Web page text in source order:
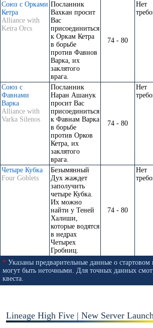
Союз с Орками
Кетра
Alliance with
Ketra Orcs
Посланник
Вахкан просит
Вас
присоединиться
к Оркам Кетра
в борьбе
против Фавнов
Варка, их
заклятого
врага.
74 - 80
Нет
Союз с
Фавнами
Варка
Alliance with
Varka Silenos
Посланник
Наран Ашанук
просит Вас
присоединиться
к Фавнам Варка
в борьбе
против Орков
Кетра, их
заклятого
врага.
74 - 80
Нет
Четыре Кубка
Four Goblets
Безымянный
Дух жаждет
заполучить
четыре Кубка.
Их можно
найти у Теней
Халиши,
которые водятся
в недрах
Четырех
Гробниц.
74 - 80
Нет
* Указаны предварительные данные о
могут быть неточными. Для точных данных
квеста.
Lineage High Five | New Server